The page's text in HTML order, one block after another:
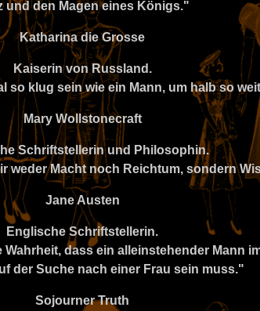
und den Magen eines Königs."
Katharina die Grosse
Kaiserin von Russland.
so klug sein wie ein Mann, um halb so
Mary Wollstonecraft
Schriftstellerin und Philosophin.
weder Macht noch Reichtum, sondern
Jane Austen
Englische Schriftstellerin.
dass ein alleinstehender Mann
der Suche nach einer Frau sein muss."
Sojourner Truth